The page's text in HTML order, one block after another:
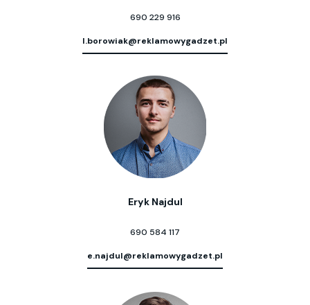
690 229 916
l.borowiak@reklamowygadzet.pl
Eryk Najdul
690 584 117
e.najdul@reklamowygadzet.pl